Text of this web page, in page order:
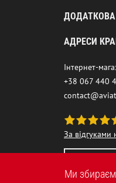
ДОДАТКОВА
АДРЕСИ
Інтернет-
+38 067 440
За відгуками
Ми